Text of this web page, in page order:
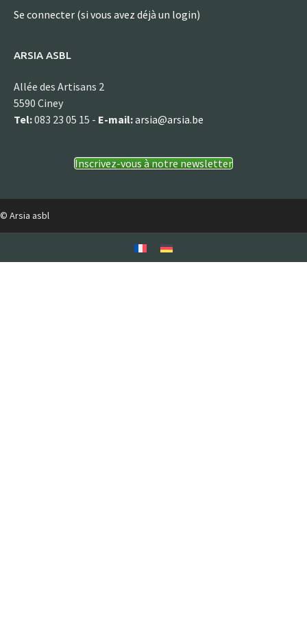
Se connecter (si vous avez déjà un login)
ARSIA ASBL
Allée des Artisans 2
5590 Ciney
Tel:083 23 05 15 - E-mail:arsia@arsia.be
Inscrivez-vous à notre newsletter
© Arsia asbl